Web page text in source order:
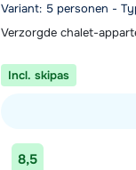
Variant: 5 personen -
Verzorgde chalet-
Incl. skipas
Bekijk accommodatie
8,5